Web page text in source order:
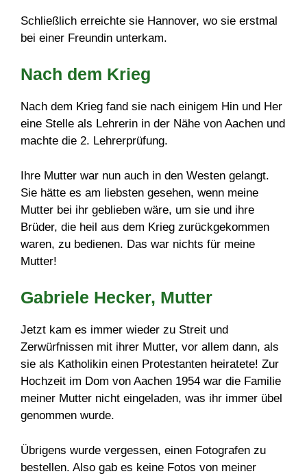
Schließlich erreichte sie Hannover, wo sie erstmal
bei einer Freundin unterkam.
Nach dem Krieg
Nach dem Krieg fand sie nach einigem Hin und Her
eine Stelle als Lehrerin in der Nähe von Aachen und
machte die 2. Lehrerprüfung.
Ihre Mutter war nun auch in den Westen gelangt.
Sie hätte es am liebsten gesehen, wenn meine
Mutter bei ihr geblieben wäre, um sie und ihre
Brüder, die heil aus dem Krieg zurückgekommen
waren, zu bedienen. Das war nichts für meine
Mutter!
Gabriele Hecker, Mutter
Jetzt kam es immer wieder zu Streit und
Zerwürfnissen mit ihrer Mutter, vor allem dann, als
sie als Katholikin einen Protestanten heiratete! Zur
Hochzeit im Dom von Aachen 1954 war die Familie
meiner Mutter nicht eingeladen, was ihr immer übel
genommen wurde.
Übrigens wurde vergessen, einen Fotografen zu
bestellen. Also gab es keine Fotos von meiner